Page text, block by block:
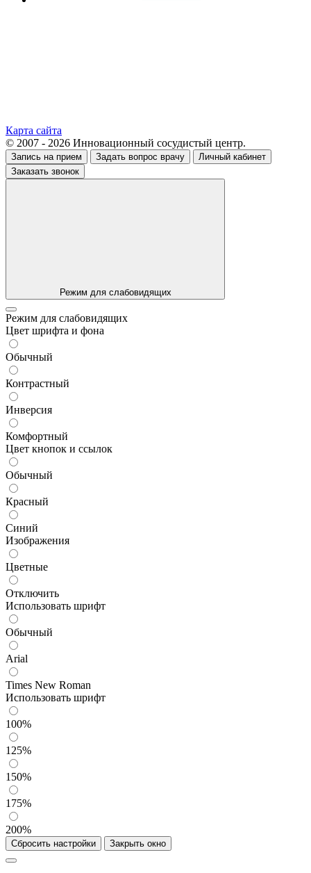
Карта сайта
© 2007 - 2026 Инновационный сосудистый центр.
Запись на прием Задать вопрос врачу
Личный кабинет
Заказать звонок
Режим для слабовидящих
Режим для слабовидящих
Цвет шрифта и фона
Обычный
Контрастный
Инверсия
Комфортный
Цвет кнопок и ссылок
Обычный
Красный
Синий
Изображения
Цветные
Отключить
Использовать шрифт
Обычный
Arial
Times New Roman
Использовать шрифт
100%
125%
150%
175%
200%
Сбросить настройки Закрыть окно